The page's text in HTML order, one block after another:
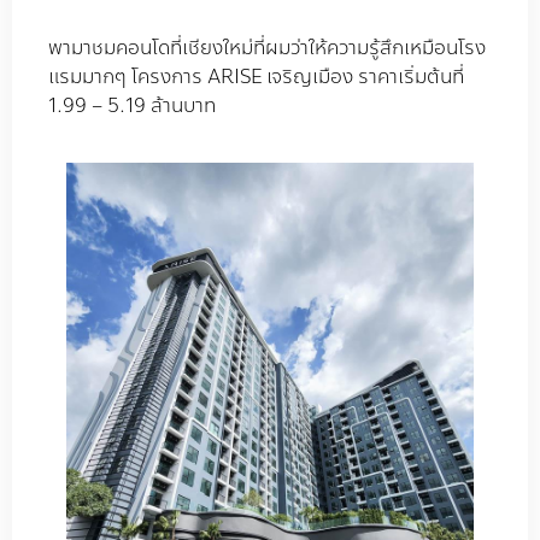
พามาชมคอนโดที่เชียงใหม่ที่ผมว่าให้ความรู้สึกเหมือนโรง
แรมมากๆ โครงการ ARISE เจริญเมือง ราคาเริ่มต้นที่
1.99 – 5.19 ล้านบาท